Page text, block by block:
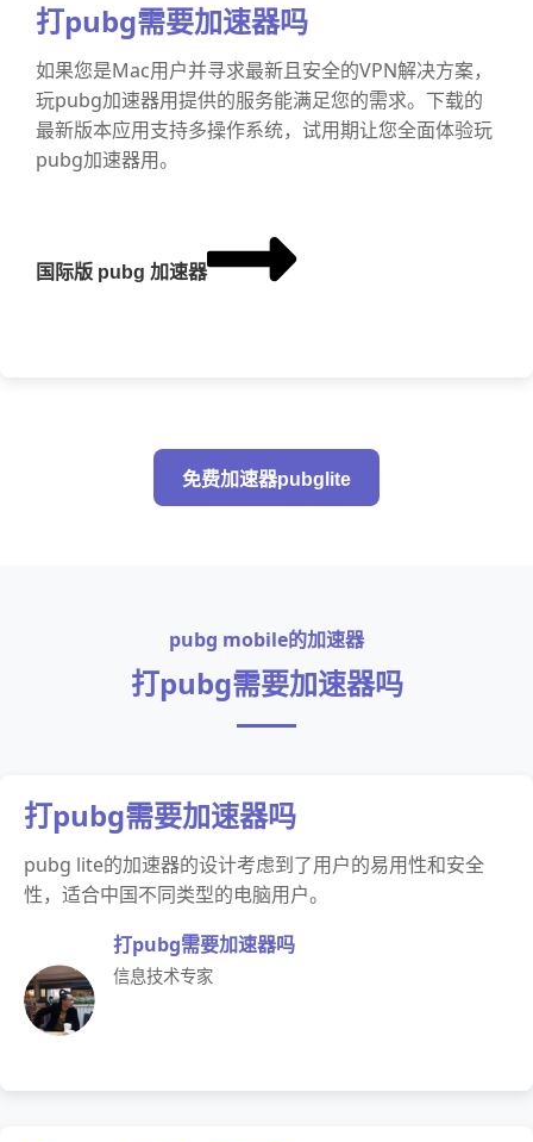
打pubg需要加速器吗
如果您是Mac用户并寻求最新且安全的VPN解决方案，
玩pubg加速器用提供的服务能满足您的需求。下载的
最新版本应用支持多操作系统，试用期让您全面体验玩
pubg加速器用。
国际版 pubg 加速器
免费加速器pubglite
pubg mobile的加速器
打pubg需要加速器吗
打pubg需要加速器吗
pubg lite的加速器的设计考虑到了用户的易用性和安全
性，适合中国不同类型的电脑用户。
打pubg需要加速器吗
信息技术专家